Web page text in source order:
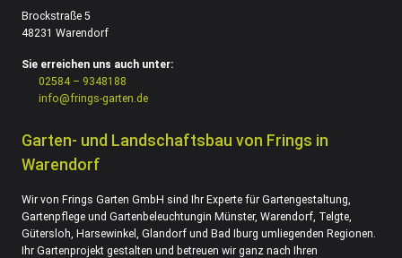
Brockstraße 5
48231 Warendorf
Sie erreichen uns auch unter:
02584 – 9348188
info@frings-garten.de
Garten- und Landschaftsbau von Frings in
Warendorf
Wir von Frings Garten GmbH sind Ihr Experte für Gartengestaltung,
Gartenpflege und Gartenbeleuchtungin Münster, Warendorf, Telgte,
Gütersloh, Harsewinkel, Glandorf und Bad Iburg umliegenden Regionen.
Ihr Gartenprojekt gestalten und betreuen wir ganz nach Ihren